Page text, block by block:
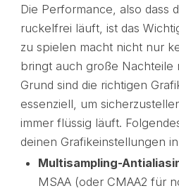
Die Performance, also dass
ruckelfrei läuft, ist das
zu spielen macht nicht nur
bringt auch große Nachteile
Grund sind die richtigen
essenziell, um
immer flüssig läuft.
deinen Grafikeinstellungen
Multisampling-
MSAA (oder CMAA2 für